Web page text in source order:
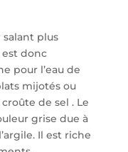
salant plus
est donc
pour l’eau de
mijotés ou
de sel . Le
grise due à
Il est riche